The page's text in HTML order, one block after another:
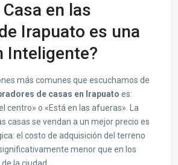
en las
Irapuato es una
Inteligente?
más comunes que escuchamos de
de casas en Irapuato es:
centro» o «Está en las afueras». La
casas se vendan a un mejor precio es
el costo de adquisición del terreno
menor que en los